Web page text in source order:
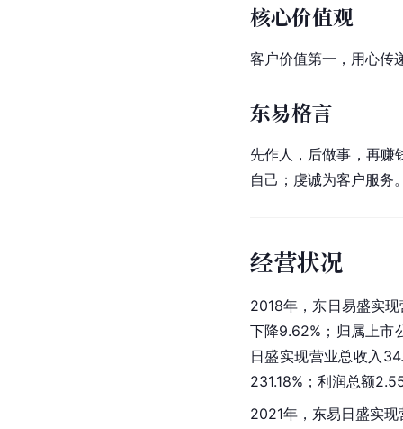
核心价值观
客户价值第一，用心传
东易格言
先作人，后做事，再赚
自己；虔诚为客户服务
经营状况
2018年，东日易盛实现
下降9.62%；归属上市
日盛实现营业总收入
231.18%；利润总额
2021年，东易日盛实现